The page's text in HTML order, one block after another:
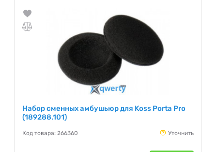
Набор сменных амбушьюр для Koss Porta Pro
(189288.101)
Код товара: 266360 Уточнить